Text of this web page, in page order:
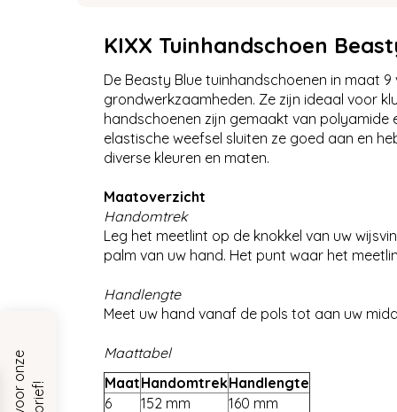
KIXX Tuinhandschoen
De Beasty Blue tuinhandschoenen in maat
grondwerkzaamheden. Ze zijn ideaal voor
handschoenen zijn gemaakt van polyamide
elastische weefsel sluiten ze goed aan en
diverse kleuren en maten.
Maatoverzicht
Handomtrek
Leg het meetlint op de knokkel van uw
palm van uw hand. Het punt waar het
Handlengte
Meet uw hand vanaf de pols tot aan uw
Maattabel
MaatHandomtrekHandlengte
6
152 mm
160 mm